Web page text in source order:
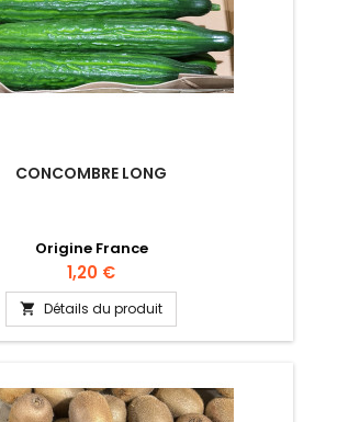
CONCOMBRE LONG
Origine France
Prix
1,20 €
 Détails du produit